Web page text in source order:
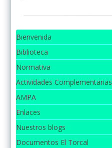
Bienvenida
Biblioteca
Normativa
Actividades Complementarias
AMPA
Enlaces
Nuestros blogs
Documentos El Torcal